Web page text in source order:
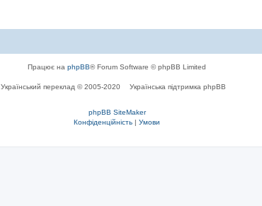
Працює на phpBB® Forum Software © phpBB Limited
Український переклад © 2005-2020 Українська підтримка phpBB
phpBB SiteMaker
Конфіденційність | Умови